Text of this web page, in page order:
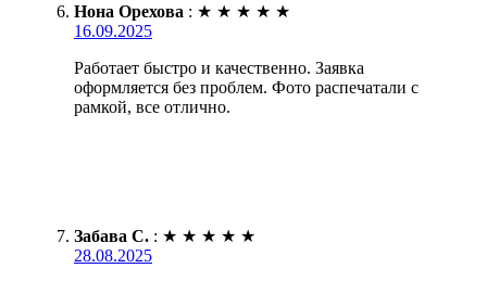
Нона Орехова : ★ ★ ★ ★ ★
16.09.2025
Работает быстро и качественно. Заявка
оформляется без проблем. Фото распечатали с
рамкой, все отлично.
Забава С. : ★ ★ ★ ★ ★
28.08.2025